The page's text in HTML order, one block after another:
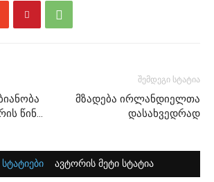
წინ…
შემდეგი სტატია
მზადება ირლანდიელთა
დასახვედრად
სტატიები ავტორის მეტი სტატია